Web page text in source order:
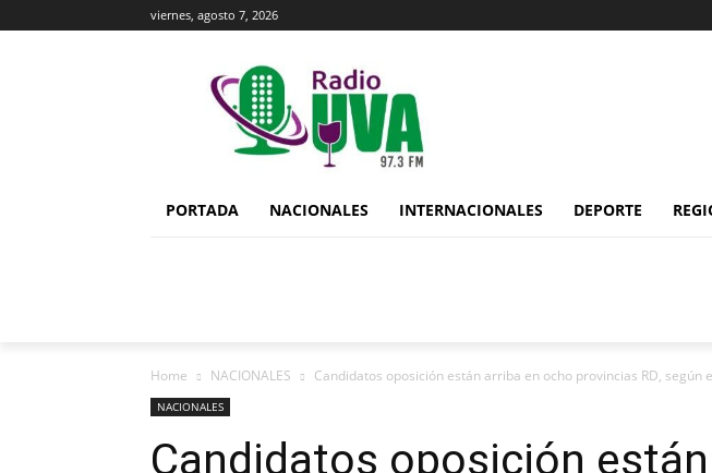
viernes, agosto 7, 2026
PORTADA NACIONALES INTERNACIONALES DEPORTE
Home NACIONALES Candidatos oposición están arriba en ocho provincias RD, según
NACIONALES
Candidatos oposición